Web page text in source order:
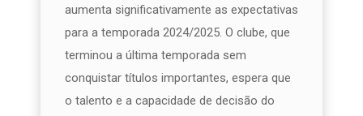
aumenta significativamente as expectativas
para a temporada 2024/2025. O clube, que
terminou a última temporada sem
conquistar títulos importantes, espera que
o talento e a capacidade de decisão do